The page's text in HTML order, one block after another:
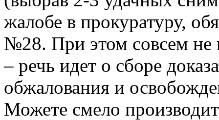
жалобе в прокуратуру,
№28. При этом совсем не
– речь идет о сборе
обжалования и
Можете смело